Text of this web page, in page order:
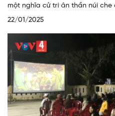
một nghĩa cử tri ân thần núi
22/01/2025